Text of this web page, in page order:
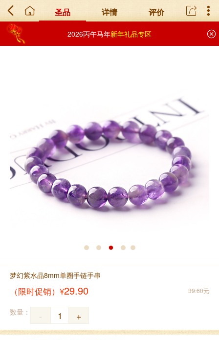
圣品 详情 评价
2026丙午马年新年礼品专区
梦幻紫水晶8mm单圈手链手串
（限时促销）¥29.90 39.60元
数量： - +